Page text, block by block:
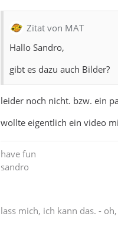
Zitat von MAT
Hallo Sandro,
gibt es dazu auch Bilder?
leider noch nicht. bzw. ein
wollte eigentlich ein video
have fun
sandro
lass mich, ich kann das. -